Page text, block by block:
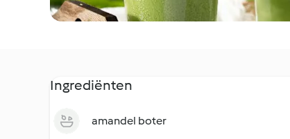
Ingrediënten
amandel boter